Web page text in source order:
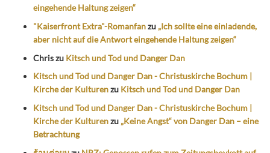
eingehende Haltung zeigen“
"Kaiserfront Extra"-Romanfanzu „Ich sollte eine einladende,
aber nicht auf die Antwort eingehende Haltung zeigen“
Chriszu Kitsch und Tod und Danger Dan
Kitsch und Tod und Danger Dan - Christuskirche Bochum |
Kirche der Kulturenzu Kitsch und Tod und Danger Dan
Kitsch und Tod und Danger Dan - Christuskirche Bochum |
Kirche der Kulturenzu „Keine Angst“ von Danger Dan – eine
Betrachtung